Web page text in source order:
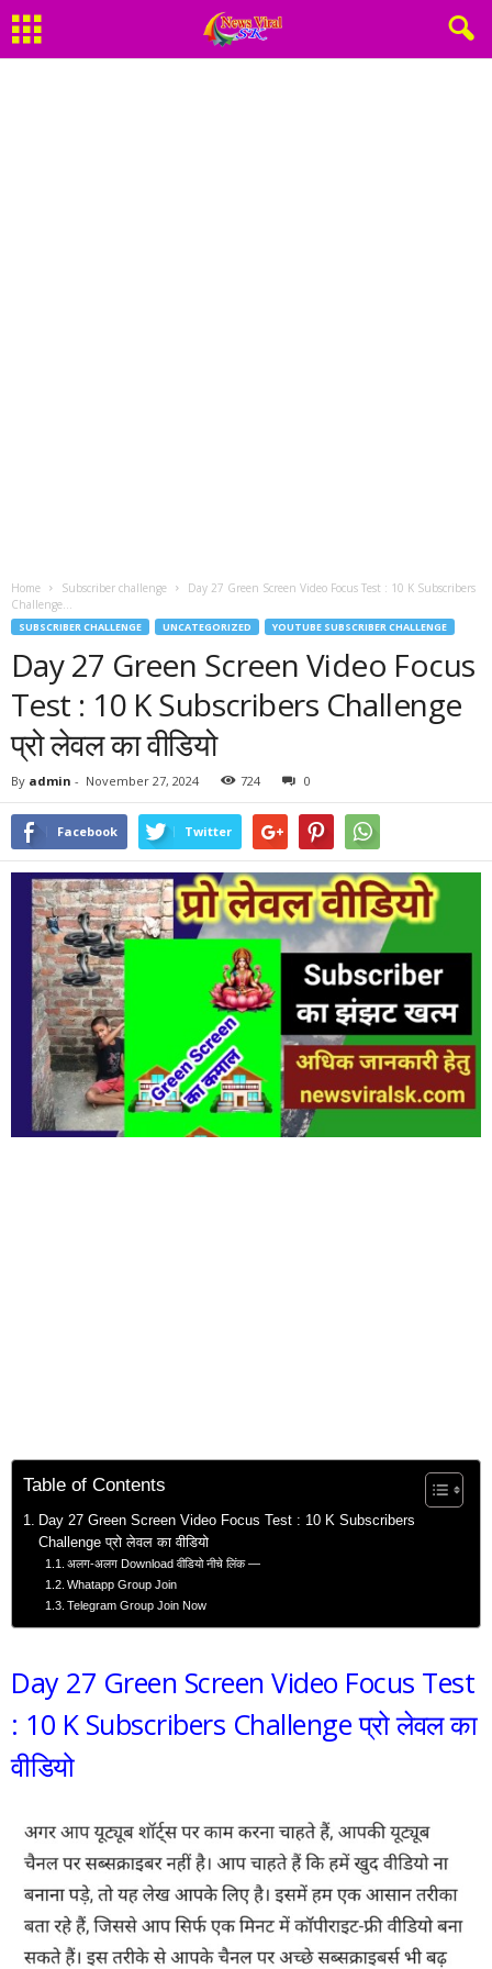
Home Subscriber challenge
Day 27 Green Screen Video Focus Test : 10 K Subscribers
Challenge...
SUBSCRIBER CHALLENGE UNCATEGORIZED YOUTUBE SUBSCRIBER CHALLENGE
Day 27 Green Screen Video Focus
Test : 10 K Subscribers Challenge
प्रो लेवल का वीडियो
By admin - November 27, 2024 724 0
Facebook Twitter
Table of Contents
Day 27 Green Screen Video Focus Test : 10 K Subscribers
Challenge प्रो लेवल का वीडियो
अलग-अलग Download वीडियो नीचे लिंक —
Whatapp Group Join
Telegram Group Join Now
Day 27 Green Screen Video Focus Test
: 10 K Subscribers Challenge प्रो लेवल का
वीडियो